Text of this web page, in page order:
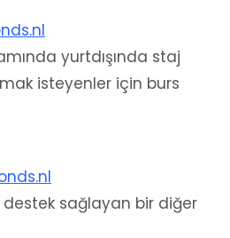
yurtdışında staj
isteyenler için burs
destek sağlayan bir diğer